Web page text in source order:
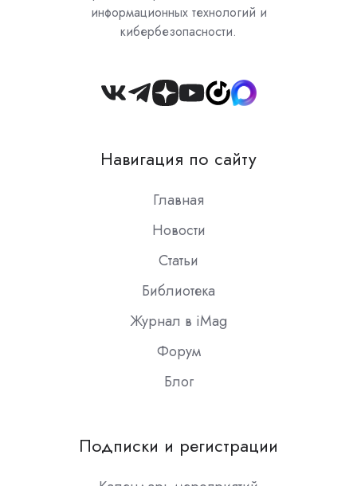
информационных технологий и
кибербезопасности.
Join
Slack
Навигация по сайту
Главная
Новости
Статьи
Библиотека
Журнал в iMag
Форум
Блог
Подписки и регистрации